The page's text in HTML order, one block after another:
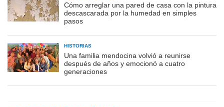
Cómo arreglar una pared de casa con la pintura
descascarada por la humedad en simples
pasos
HISTORIAS
Una familia mendocina volvió a reunirse
después de años y emocionó a cuatro
generaciones